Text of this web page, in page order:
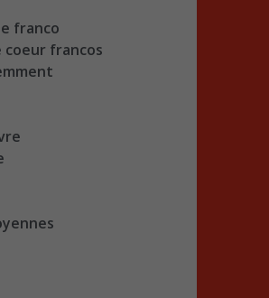
franco
coeur francos